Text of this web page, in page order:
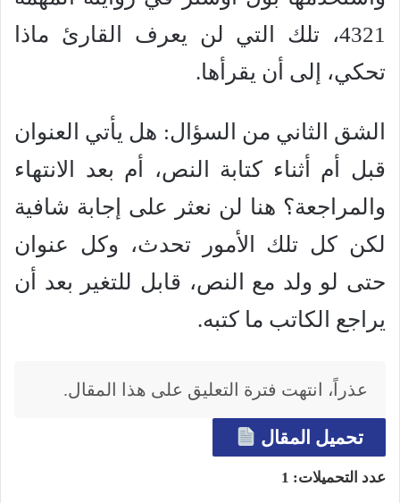
4321، تلك التي لن يعرف القارئ ماذا
تحكي، إلى أن يقرأها.
الشق الثاني من السؤال: هل يأتي العنوان
قبل أم أثناء كتابة النص، أم بعد الانتهاء
والمراجعة؟ هنا لن نعثر على إجابة شافية
لكن كل تلك الأمور تحدث، وكل عنوان
حتى لو ولد مع النص، قابل للتغير بعد أن
يراجع الكاتب ما كتبه.
عذراً، انتهت فترة التعليق على هذا المقال.
تحميل المقال
عدد التحميلات: 1